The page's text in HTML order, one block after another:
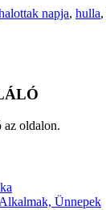
napja, hulla,
az oldalon.
Alkalmak, Ünnepek